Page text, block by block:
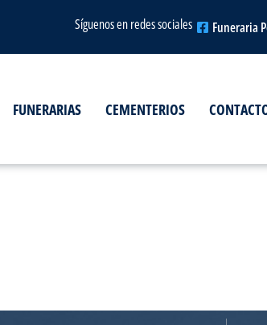
Síguenos en redes sociales Funeraria
FUNERARIAS CEMENTERIOS